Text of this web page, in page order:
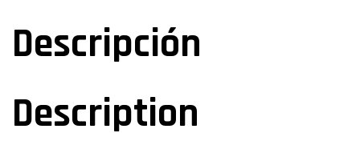
Descripción
Description